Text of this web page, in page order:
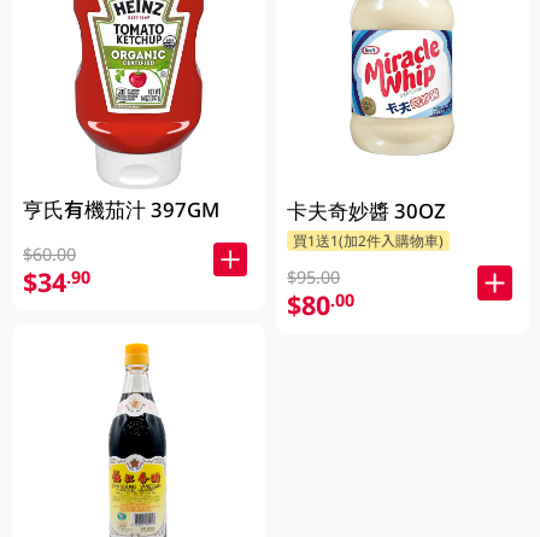
亨氏有機茄汁 397GM
$60.00
$34.90
卡夫奇妙醬 30OZ
買1送1(加2件入購物車)
$95.00
$80.00